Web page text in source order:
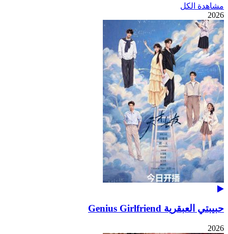
مشاهدة الكل
2026
حبيبتي العبقرية Genius Girlfriend
2026